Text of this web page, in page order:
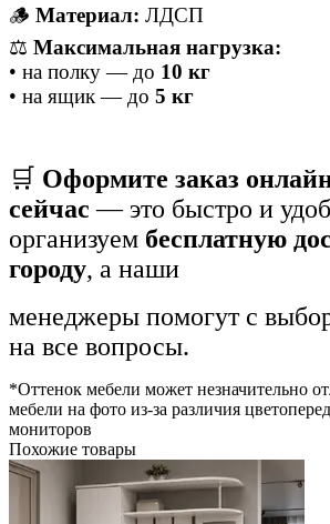
🪵 Материал: ЛДСП
⚖ Максимальная нагрузка:
• на полку — до 10 кг
• на ящик — до 5 кг
🛒 Оформите заказ
сейчас — это быстро и
организуем бесплатную
городу, а наши
менеджеры помогут с
на все вопросы.
*Оттенок мебели может незначительно
мебели на фото из-за различия
мониторов
Похожие товары